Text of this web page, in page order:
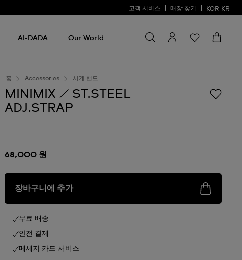
고객 서비스 매장 찾기 KOR KR
AI-DADA Our World
색
검색
홈 Accessories 시계 밴드
MINIMIX / ST.STEEL
ADJ.STRAP
68,000 원
장바구니에 추가
무료 배송
안전 결제
메세지 카드 서비스